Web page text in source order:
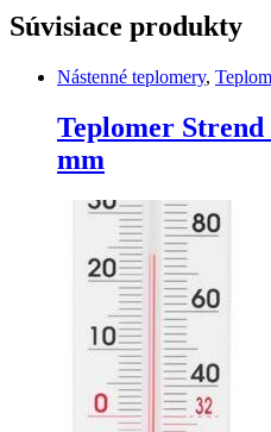
Súvisiace produkty
Nástenné teplomery,
Teplomer
mm